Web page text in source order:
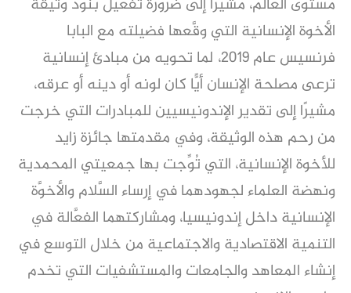
مستوى العالم، مشيرًا إلى ضرورة تفعيل بنود وثيقة
الأخوة الإنسانية التي وقَّعها فضيلته مع البابا
فرنسيس عام 2019، لما تحويه من مبادئ إنسانية
ترعى مصلحة الإنسان أيًّا كان لونه أو دينه أو عرقه،
مشيرًا إلى تقدير الإندونيسيين للمبادرات التي خرجت
من رحم هذه الوثيقة، وفي مقدمتها جائزة زايد
للأخوة الإنسانية، التي تُوِّجت بها جمعيتي المحمدية
ونهضة العلماء لجهودهما في إرساء السَّلام والأخوَّة
الإنسانية داخل إندونيسيا، ومشاركتهما الفعَّالة في
التنمية الاقتصادية والاجتماعية من خلال التوسع في
إنشاء المعاهد والجامعات والمستشفيات التي تخدم